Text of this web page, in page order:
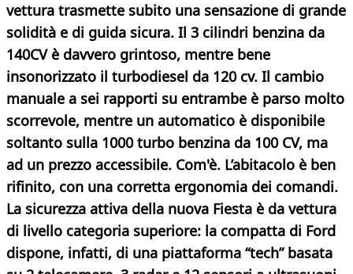
vettura trasmette subito una sensazione di grande
solidità e di guida sicura. Il 3 cilindri benzina da
140CV è davvero grintoso, mentre bene
insonorizzato il turbodiesel da 120 cv. Il cambio
manuale a sei rapporti su entrambe è parso molto
scorrevole, mentre un automatico è disponibile
soltanto sulla 1000 turbo benzina da 100 CV, ma
ad un prezzo accessibile. Com'è. L’abitacolo è ben
rifinito, con una corretta ergonomia dei comandi.
La sicurezza attiva della nuova Fiesta è da vettura
di livello categoria superiore: la compatta di Ford
dispone, infatti, di una piattaforma “tech” basata